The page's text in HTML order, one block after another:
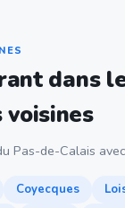
dans
voisines
Pas-de-Calais
Coyecques